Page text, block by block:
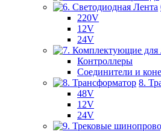
220V
12V
24V
Контроллеры
Соединители и
8.
48V
12V
24V